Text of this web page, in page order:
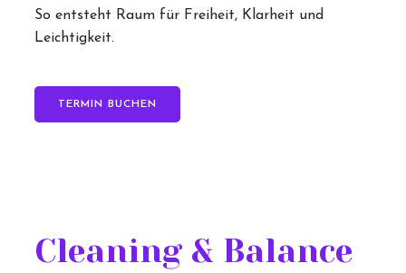
So entsteht Raum für Freiheit, Klarheit und
Leichtigkeit.
TERMIN BUCHEN
Cleaning & Balance